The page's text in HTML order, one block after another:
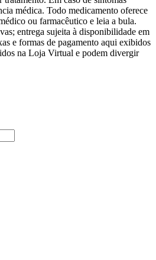
médica. Todo medicamento oferece
ou farmacêutico e leia a bula.
entrega sujeita à disponibilidade em
e formas de pagamento aqui exibidos
na Loja Virtual e podem divergir